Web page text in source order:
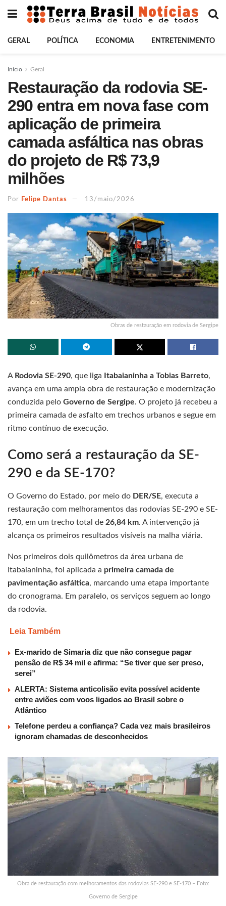
GERAL POLÍTICA ECONOMIA ENTRETENIMENTO
Início Geral
Restauração da rodovia SE-
290 entra em nova fase com
aplicação de primeira
camada asfáltica nas obras
do projeto de R$ 73,9
milhões
Por Felipe Dantas 13/maio/2026
Obras de restauração em rodovia de Sergipe
A Rodovia SE-290, que liga Itabaianinha a Tobias Barreto,
avança em uma ampla obra de restauração e modernização
conduzida pelo Governo de Sergipe. O projeto já recebeu a
primeira camada de asfalto em trechos urbanos e segue em
ritmo contínuo de execução.
Como será a restauração da SE-
290 e da SE-170?
O Governo do Estado, por meio do DER/SE, executa a
restauração com melhoramentos das rodovias SE-290 e SE-
170, em um trecho total de 26,84 km. A intervenção já
alcança os primeiros resultados visíveis na malha viária.
Nos primeiros dois quilômetros da área urbana de
Itabaianinha, foi aplicada a primeira camada de
pavimentação asfáltica, marcando uma etapa importante
do cronograma. Em paralelo, os serviços seguem ao longo
da rodovia.
Leia Também
Ex-marido de Simaria diz que não consegue pagar
pensão de R$ 34 mil e afirma: “Se tiver que ser preso,
serei”
ALERTA: Sistema anticolisão evita possível acidente
entre aviões com voos ligados ao Brasil sobre o
Atlântico
Telefone perdeu a confiança? Cada vez mais brasileiros
ignoram chamadas de desconhecidos
Obra de restauração com melhoramentos das rodovias SE-290 e SE-170 – Foto:
Governo de Sergipe